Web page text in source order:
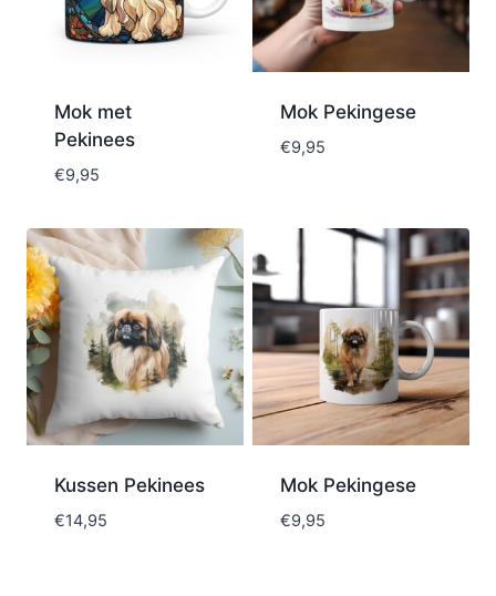
Mok met
Pekinees
€9,95
Mok Pekingese
€9,95
Kussen Pekinees
€14,95
Mok Pekingese
€9,95